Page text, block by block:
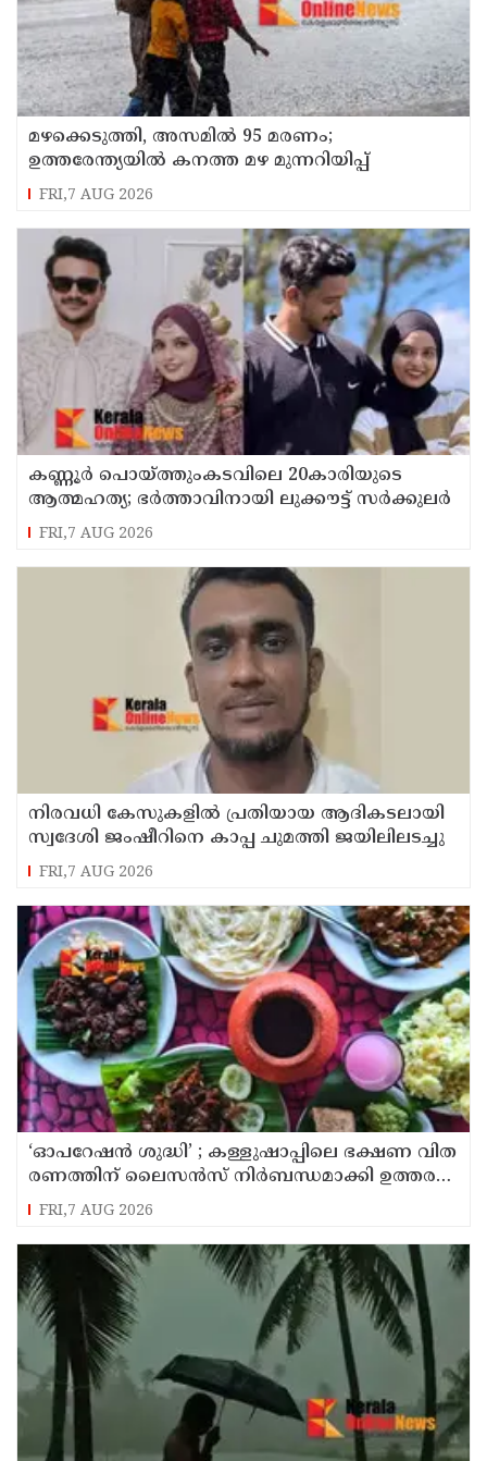
മഴക്കെടുത്തി, അസമിൽ 95 മരണം;
ഉത്തരേന്ത്യയില്‍ കനത്ത മഴ മുന്നറിയിപ്പ്
FRI,7 AUG 2026
കണ്ണൂർ പൊയ്ത്തുംകടവിലെ 20കാരിയുടെ
ആത്മഹത്യ; ഭർത്താവിനായി ലുക്കൗട്ട് സർക്കുലർ
FRI,7 AUG 2026
നിരവധി കേസുകളിൽ പ്രതിയായ ആദികടലായി
സ്വദേശി ജംഷീറിനെ കാപ്പ ചുമത്തി ജയിലിലടച്ചു
FRI,7 AUG 2026
‘ഓ​പ​റേ​ഷ​ൻ ശു​ദ്ധി’ ; ക​ള്ളു​ഷാ​പ്പി​ലെ ഭ​ക്ഷ​ണ വി​ത​
ര​ണ​ത്തി​ന് ലൈ​സ​ൻ​സ് നി​ർ​ബ​ന്ധ​മാ​ക്കി ഉ​ത്ത​ര​വി​
റ​ക്കി എ​ക്​​സൈ​സ്​ വ​കു​പ്പ്​
FRI,7 AUG 2026